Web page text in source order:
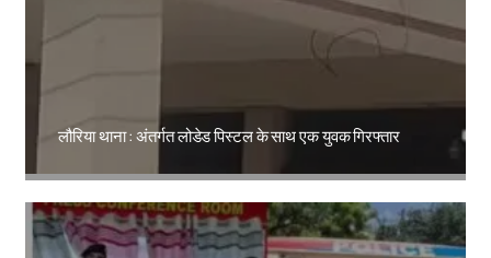
लौरिया थाना : अंतर्गत लोडेड पिस्टल के साथ एक युवक गिरफ्तार
Amit Lekh